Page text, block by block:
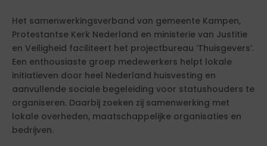
Het samenwerkingsverband van gemeente Kampen,
Protestantse Kerk Nederland en ministerie van Justitie
en Veiligheid faciliteert het projectbureau ‘Thuisgevers’.
Een enthousiaste groep medewerkers helpt lokale
initiatieven door heel Nederland huisvesting en
aanvullende sociale begeleiding voor statushouders te
organiseren. Daarbij zoeken zij samenwerking met
lokale overheden, maatschappelijke organisaties en
bedrijven.